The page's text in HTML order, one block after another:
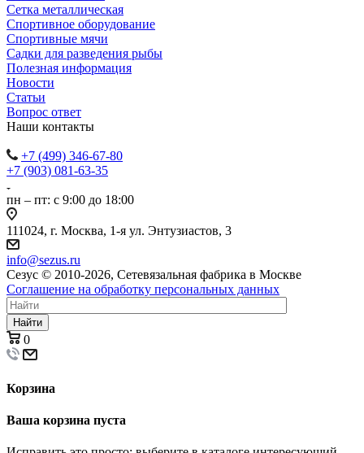
Сетка металлическая
Спортивное оборудование
Спортивные мячи
Садки для разведения рыбы
Полезная информация
Новости
Статьи
Вопрос ответ
Наши контакты
+7 (499) 346-67-80
+7 (903) 081-63-35
пн – пт: с 9:00 до 18:00
111024, г. Москва, 1-я ул. Энтузиастов, 3
info@sezus.ru
Сезус © 2010-2026, Сетевязальная фабрика в Москве
Соглашение на обработку персональных данных
Найти
0
Корзина
Ваша корзина пуста